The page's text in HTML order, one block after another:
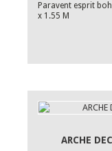
Paravent esprit
x 1.55 M
ARCHE